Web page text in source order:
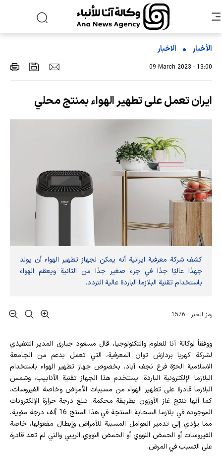
الأخبار الاخبار
09 March 2023 - 13:00
ايران تعمل على تطهير الهواء بمنتج محلي
كشف شركة معرفية ايرانية أنه يمكن لجهاز تطهير الهواء أن يولد
جهدًا عاليًا جدًا في جزء صغير جدًا من الثانية ويعقم الهواء
باستخدام تقنية البلازما الباردة عالية التردد.
رمز الخبر : 1576
ووفقاً لوكالة آنا للعلوم والتكنولوجيا، قال مسعود جباری المدير التنفيذي
لشركة کهربا بردازش توان المعرفية، التي تعمل بدعم من الجامعة
الاسلامية الحرّة فرع نجف آباد، بخصوص جهاز تطهير الهواء باستخدام
البلازما الإلكترونية الباردة: يستخدم هذا الجهاز تقنية الأنابيب، وشمس
البلازما قادرة على تطهير الهواء من مسببات الأمراض وخاصة الفيروسات،
كما أنها تنتج غاز الأوزون بطريقة محكمة. تبلغ درجة حرارة الإلكترونات
الموجودة في بلازما السحابة المنتجة في هذا المنتج 16 ألف درجة مئوية،
مما يؤدي إلى تدمير العوامل المسببة للأمراض وإبطال مفعولها، خاصة
الفيروسات أو الحمض النووي أو الحمض النووي الريبي والتي لم تعد قادرة
على التسبب في المرض.